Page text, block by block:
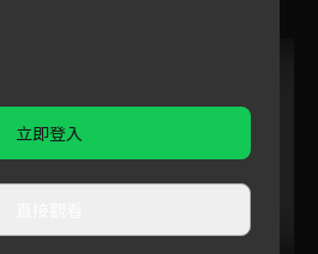
立即登入